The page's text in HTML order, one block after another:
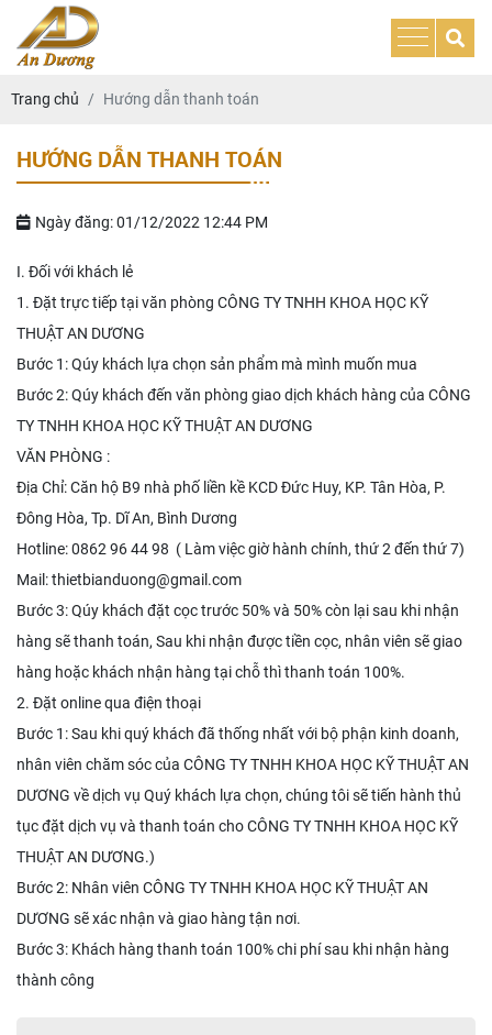
Trang chủ Hướng dẫn thanh toán
HƯỚNG DẪN THANH TOÁN
Ngày đăng: 01/12/2022 12:44 PM
I. Đối với khách lẻ
1. Đặt trực tiếp tại văn phòng CÔNG TY TNHH KHOA HỌC KỸ
THUẬT AN DƯƠNG
Bước 1: Qúy khách lựa chọn sản phẩm mà mình muốn mua
Bước 2: Qúy khách đến văn phòng giao dịch khách hàng của CÔNG
TY TNHH KHOA HỌC KỸ THUẬT AN DƯƠNG
​VĂN PHÒNG :
Địa Chỉ: Căn hộ B9 nhà phố liền kề KCD Đức Huy, KP. Tân Hòa, P.
Đông Hòa, Tp. Dĩ An, Bình Dương
Hotline: 0862 96 44 98 ( Làm việc giờ hành chính, thứ 2 đến thứ 7)
Mail: thietbianduong@gmail.com
Bước 3: Qúy khách đặt cọc trước 50% và 50% còn lại sau khi nhận
hàng sẽ thanh toán, Sau khi nhận được tiền cọc, nhân viên sẽ giao
hàng hoặc khách nhận hàng tại chỗ thì thanh toán 100%.
2. Đặt online qua điện thoại
Bước 1: Sau khi quý khách đã thống nhất với bộ phận kinh doanh,
nhân viên chăm sóc của CÔNG TY TNHH KHOA HỌC KỸ THUẬT AN
DƯƠNG về dịch vụ Quý khách lựa chọn, chúng tôi sẽ tiến hành thủ
tục đặt dịch vụ và thanh toán cho CÔNG TY TNHH KHOA HỌC KỸ
THUẬT AN DƯƠNG.)
Bước 2: Nhân viên CÔNG TY TNHH KHOA HỌC KỸ THUẬT AN
DƯƠNG sẽ xác nhận và giao hàng tận nơi.
Bước 3: Khách hàng thanh toán 100% chi phí sau khi nhận hàng
thành công